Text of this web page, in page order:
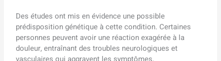
Des études ont mis en évidence une possible
prédisposition génétique à cette condition. Certaines
personnes peuvent avoir une réaction exagérée à la
douleur, entraînant des troubles neurologiques et